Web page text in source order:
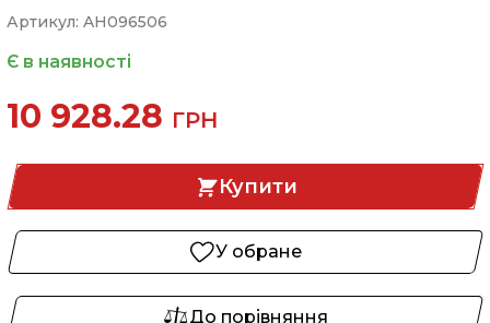
Артикул: AH096506
Є в наявності
10 928.28 ГРН
Купити
У обране
До порівняння